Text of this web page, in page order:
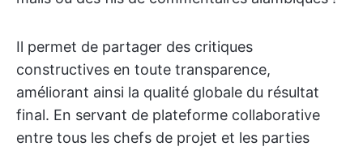
Il permet de partager des critiques
constructives en toute transparence,
améliorant ainsi la qualité globale du résultat
final. En servant de plateforme collaborative
entre tous les chefs de projet et les parties